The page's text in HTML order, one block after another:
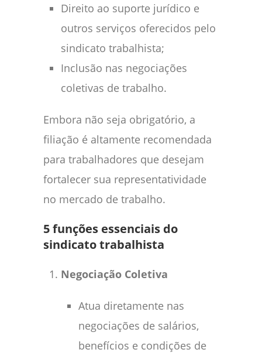
Direito ao suporte jurídico e
outros serviços oferecidos pelo
sindicato trabalhista;
Inclusão nas negociações
coletivas de trabalho.
Embora não seja obrigatório, a
filiação é altamente recomendada
para trabalhadores que desejam
fortalecer sua representatividade
no mercado de trabalho.
5 funções essenciais do
sindicato trabalhista
Negociação Coletiva
Atua diretamente nas
negociações de salários,
benefícios e condições de